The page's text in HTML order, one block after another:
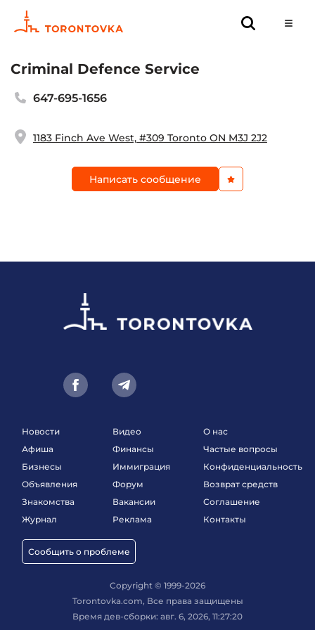
Criminal Defence Service
647-695-1656
1183 Finch Ave West, #309 Toronto ON M3J 2J2
Написать сообщение
Новости
Афиша
Бизнесы
Объявления
Знакомства
Журнал
Сообщить о проблеме
Видео
Финансы
Иммиграция
Форум
Вакансии
Реклама
О нас
Частые вопросы
Конфиденциальность
Возврат средств
Соглашение
Контакты
Copyright © 1999-2026
Torontovka.com, Все права защищены
Время дев-сборки: авг. 6, 2026, 11:27:20